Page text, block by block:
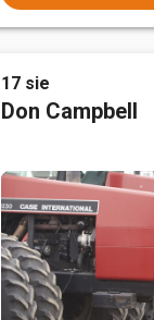
17 sie
Don Campbell